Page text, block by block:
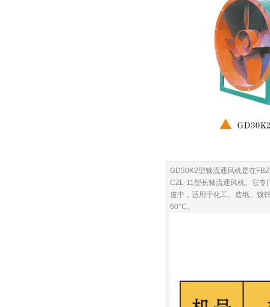
GD30K2型轴流通风机是在
CZL-11型长轴流通风机。它专
道中，适用于化工、造纸、镀
60°C。